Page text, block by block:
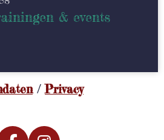
& events
/Privacy